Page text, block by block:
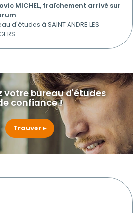
MICHEL, fraîchement arrivé sur
d'études à SAINT ANDRE LES
votre bureau d'études
confiance !
Trouver